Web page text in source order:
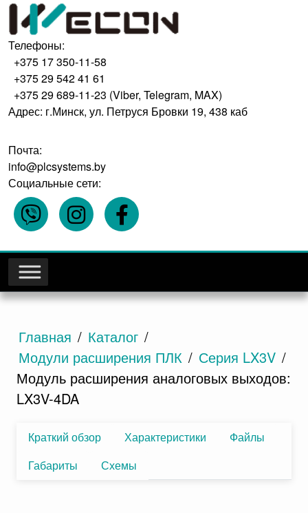
Телефоны:
+375 17 350-11-58
+375 29 542 41 61
+375 29 689-11-23 (Viber, Telegram, MAX)
Адрес: г.Минск, ул. Петруся Бровки 19, 438 каб
Почта:
info@plcsystems.by
Социальные сети:
Главная / Каталог /
Модули расширения ПЛК / Серия LX3V /
Модуль расширения аналоговых выходов:
LX3V-4DA
Краткий обзор Характеристики
Файлы
Габариты
Схемы